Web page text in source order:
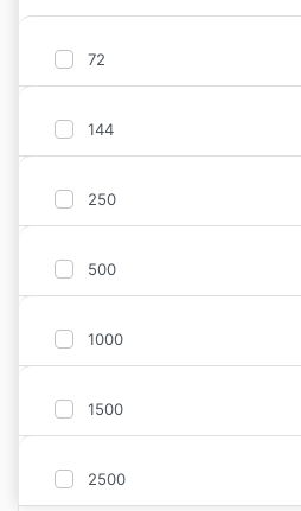
72
144
250
500
1000
1500
2500